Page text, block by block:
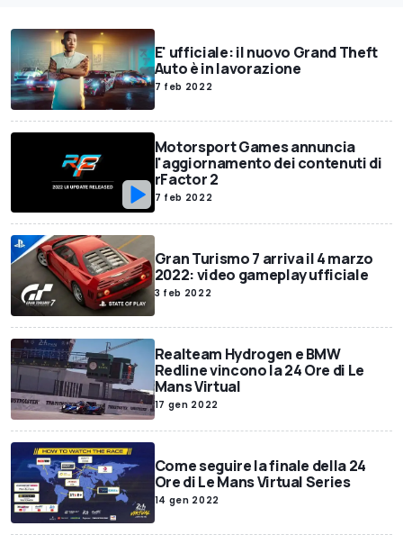
E' ufficiale: il nuovo Grand Theft
Auto è in lavorazione
7 feb 2022
Motorsport Games annuncia
l'aggiornamento dei contenuti di
rFactor 2
7 feb 2022
Gran Turismo 7 arriva il 4 marzo
2022: video gameplay ufficiale
3 feb 2022
Realteam Hydrogen e BMW
Redline vincono la 24 Ore di Le
Mans Virtual
17 gen 2022
Come seguire la finale della 24
Ore di Le Mans Virtual Series
14 gen 2022